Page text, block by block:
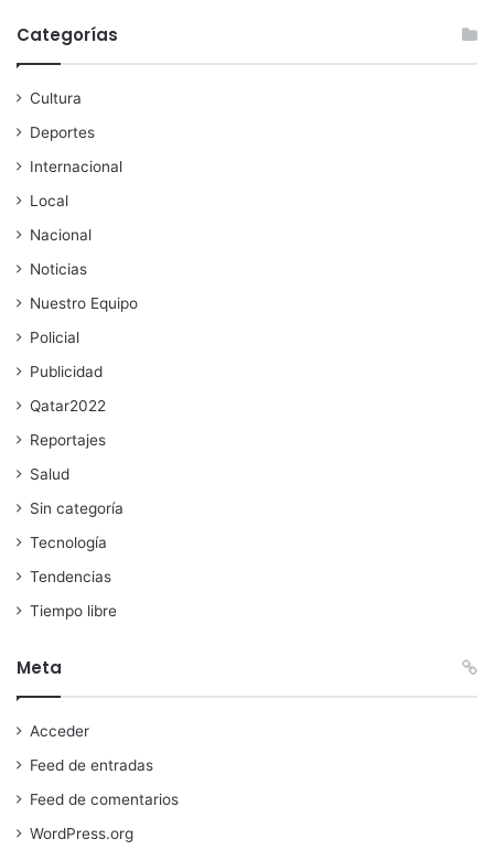
Categorías
Cultura
Deportes
Internacional
Local
Nacional
Noticias
Nuestro Equipo
Policial
Publicidad
Qatar2022
Reportajes
Salud
Sin categoría
Tecnología
Tendencias
Tiempo libre
Meta
Acceder
Feed de entradas
Feed de comentarios
WordPress.org